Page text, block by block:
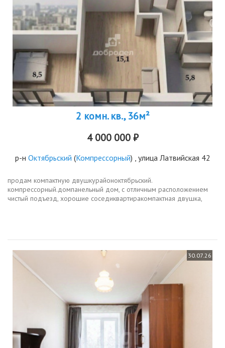
2 комн. кв., 36м²
4 000 000 ₽
р-н Октябрьский (Компрессорный) , улица Латвийская 42
продам компактную двушкурайоноктябрьский.
компрессорный.домпанельный дом, с отличным расположением
чистый подъезд, хорошие соседиквартиракомпактная двушка,
30.07.26